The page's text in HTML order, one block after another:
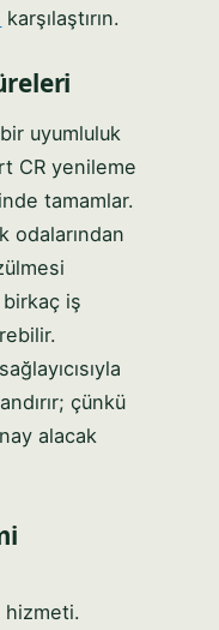
karşılaştırın.
uyumluluk
CR yenileme
tamamlar.
odalarından
iş
çünkü
alacak
hizmeti.